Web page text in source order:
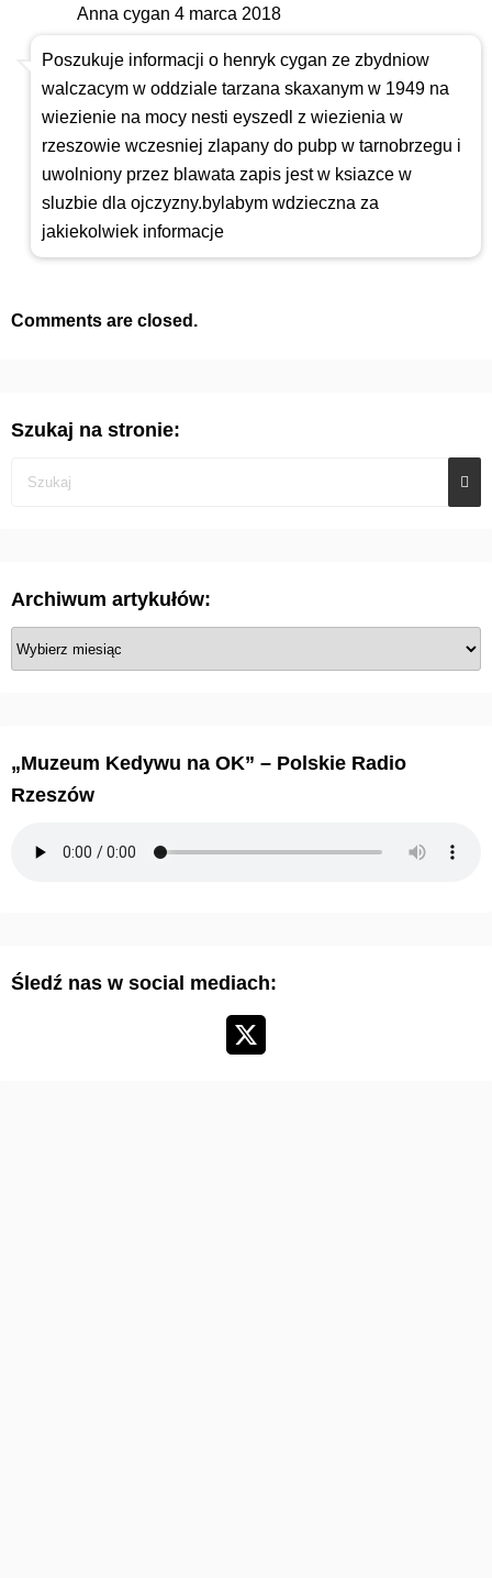
Anna cygan 4 marca 2018
Poszukuje informacji o henryk cygan ze zbydniow
walczacym w oddziale tarzana skaxanym w 1949 na
wiezienie na mocy nesti eyszedl z wiezienia w
rzeszowie wczesniej zlapany do pubp w tarnobrzegu i
uwolniony przez blawata zapis jest w ksiazce w
sluzbie dla ojczyzny.bylabym wdzieczna za
jakiekolwiek informacje
Comments are closed.
Szukaj na stronie:
Archiwum artykułów:
A
r
k
„Muzeum Kedywu na OK” – Polskie Radio
Rzeszów
Śledź nas w social mediach: